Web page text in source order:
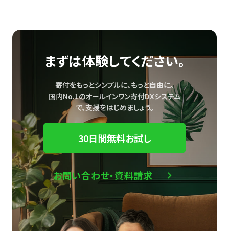
まずは体験してください。
寄付をもっとシンプルに、もっと自由に。
国内No.1のオールインワン寄付DXシステム
で、支援をはじめましょう。
30日間無料お試し
お問い合わせ・資料請求